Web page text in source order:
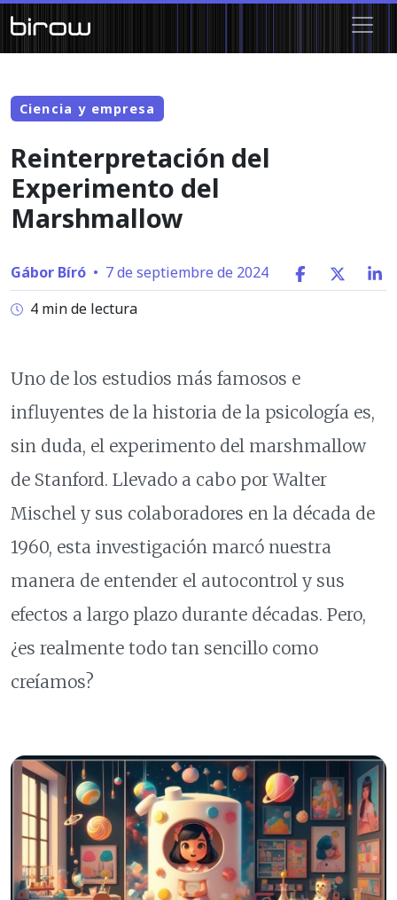
Ciencia y empresa
Reinterpretación del
Experimento del
Marshmallow
Gábor Bíró • 7 de septiembre de 2024
4 min de lectura
Uno de los estudios más famosos e
influyentes de la historia de la psicología es,
sin duda, el experimento del marshmallow
de Stanford. Llevado a cabo por Walter
Mischel y sus colaboradores en la década de
1960, esta investigación marcó nuestra
manera de entender el autocontrol y sus
efectos a largo plazo durante décadas. Pero,
¿es realmente todo tan sencillo como
creíamos?